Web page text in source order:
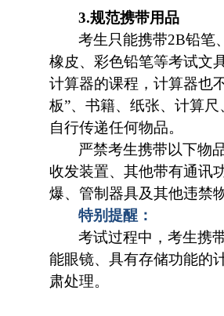
3.规范携带用品
考生只能携带2B铅笔
橡皮、彩色铅笔等考试文
计算器的课程，计算器也
板”、书籍、纸张、计算
自行传递任何物品。
严禁考生携带以下物
收发装置、其他带有通讯
爆、管制器具及其他违禁
特别提醒：
考试过程中，考生携
能眼镜、具有存储功能的
肃处理。